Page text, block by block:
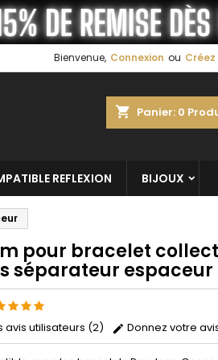
Bienvenue, Connexion ou
shopping_cart Panier: 0
REFLEXION BIJOUX
pour bracelet
séparateur espaceur
avis utilisateurs (2)
Donnez votre